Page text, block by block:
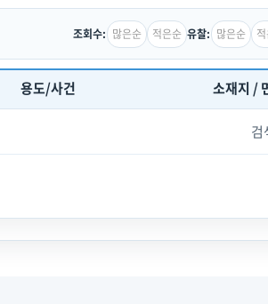
조회수: 많은순 적은순 유찰: 많은순
용도/사건 소재지 /
검